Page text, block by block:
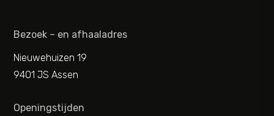
Bezoek – en afhaaladres
Nieuwehuizen 19
9401 JS Assen
Openingstijden